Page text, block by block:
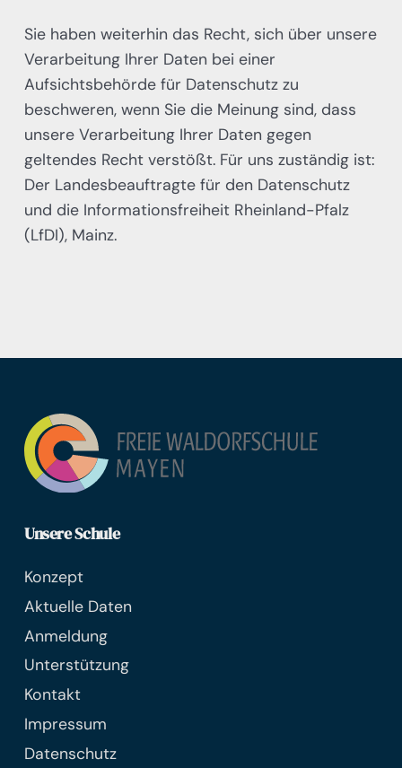
Sie haben weiterhin das Recht, sich über unsere
Verarbeitung Ihrer Daten bei einer
Aufsichtsbehörde für Datenschutz zu
beschweren, wenn Sie die Meinung sind, dass
unsere Verarbeitung Ihrer Daten gegen
geltendes Recht verstößt. Für uns zuständig ist:
Der Landesbeauftragte für den Datenschutz
und die Informationsfreiheit Rheinland-Pfalz
(LfDI), Mainz.
Unsere Schule
Konzept
Aktuelle Daten
Anmeldung
Unterstützung
Kontakt
Impressum
Datenschutz